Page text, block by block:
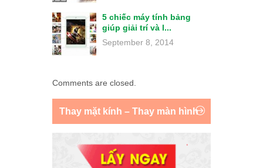
5 chiếc máy tính bảng
giúp giải trí và l...
September 8, 2014
Comments are closed.
Thay mặt kính – Thay màn hình